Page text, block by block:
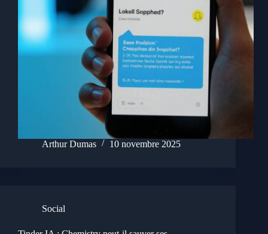
Arthur Dumas 10 novembre 2025
Social